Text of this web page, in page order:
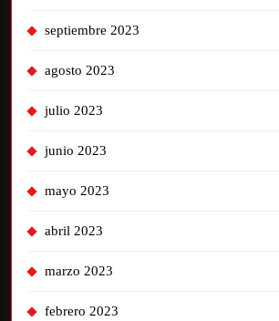
septiembre 2023
agosto 2023
julio 2023
junio 2023
mayo 2023
abril 2023
marzo 2023
febrero 2023